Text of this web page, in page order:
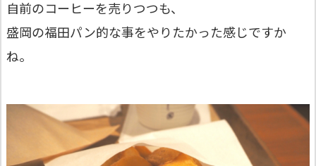
自前のコーヒーを売りつつも、
盛岡の福田パン的な事をやりたかった感じですか
ね。